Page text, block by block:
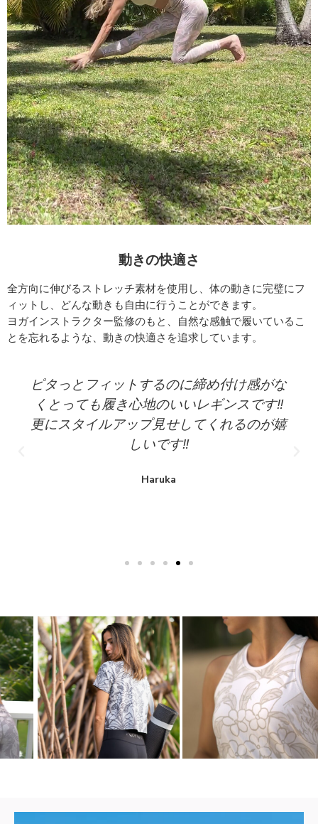
動きの快適さ
全方向に伸びるストレッチ素材を使用し、体の動きに完璧にフ
ィットし、どんな動きも自由に行うことができます。
ヨガインストラクター監修のもと、自然な感触で履いているこ
とを忘れるような、動きの快適さを追求しています。
生地が柔らかくて軽いので着心地が良いで
す！ 形がとっても綺麗でシンプルで可愛い
デザインなのでどんなレギンスとも合わせ
やすいです！
Yanotch